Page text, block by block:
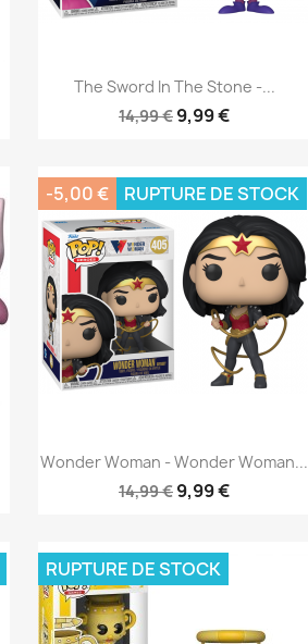
The Sword In The Stone -...
14,99 € 9,99 €
Aperçu rapide
Wonder Woman - Wonder Woman...
14,99 € 9,99 €
-5,00 € RUPTURE DE STOCK
Aperçu rapide
RUPTURE DE STOCK